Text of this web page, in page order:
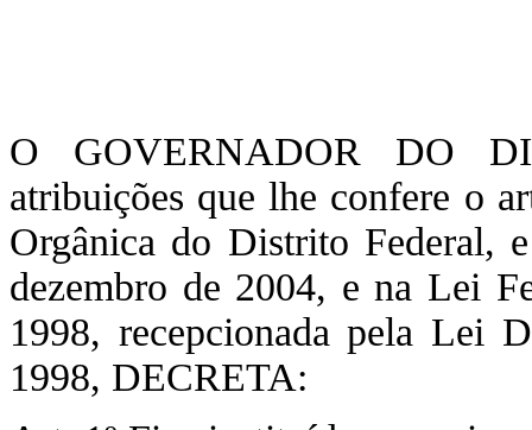
O GOVERNADOR DO
atribuições que lhe confere o
Orgânica do Distrito Federal,
dezembro de 2004, e na Lei
1998, recepcionada pela Lei
1998, DECRETA: